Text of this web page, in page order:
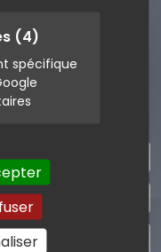
(4)
spécifique